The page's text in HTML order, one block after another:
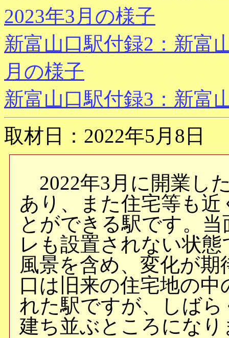
2023年3月の様子
新富山口駅付録2：新富
月の様子
新富山口駅付録3：新富
取材日：2022年5月8日
2022年3月に開業し
あり、また住宅等も
とができる駅です。
レも設置されない状
風景を含め、変化が
口は旧来の住宅地の
れた駅ですが、しば
建ち並ぶところになり